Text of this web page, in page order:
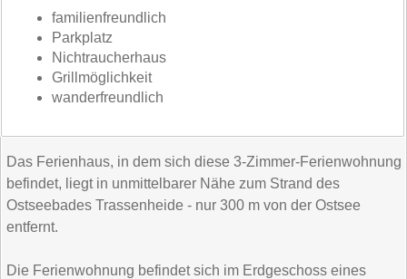
familienfreundlich
Parkplatz
Nichtraucherhaus
Grillmöglichkeit
wanderfreundlich
Das Ferienhaus, in dem sich diese 3-Zimmer-Ferienwohnung
befindet, liegt in unmittelbarer Nähe zum Strand des
Ostseebades Trassenheide - nur 300 m von der Ostsee
entfernt.
Die Ferienwohnung befindet sich im Erdgeschoss eines